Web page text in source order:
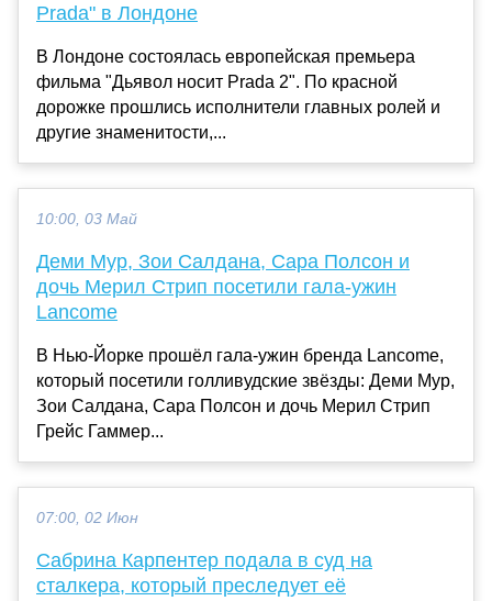
Prada" в Лондоне
В Лондоне состоялась европейская премьера
фильма "Дьявол носит Prada 2". По красной
дорожке прошлись исполнители главных ролей и
другие знаменитости,...
10:00, 03 Май
Деми Мур, Зои Салдана, Сара Полсон и
дочь Мерил Стрип посетили гала-ужин
Lancome
В Нью-Йорке прошёл гала-ужин бренда Lancome,
который посетили голливудские звёзды: Деми Мур,
Зои Салдана, Сара Полсон и дочь Мерил Стрип
Грейс Гаммер...
07:00, 02 Июн
Сабрина Карпентер подала в суд на
сталкера, который преследует её